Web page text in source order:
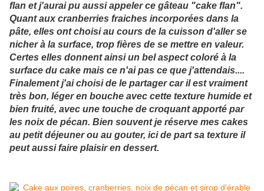
flan et j'aurai pu aussi appeler ce gâteau "cake flan".
Quant aux cranberries fraiches incorporées dans la
pâte, elles ont choisi au cours de la cuisson d'aller se
nicher à la surface, trop fières de se mettre en valeur.
Certes elles donnent ainsi un bel aspect coloré à la
surface du cake mais ce n'ai pas ce que j'attendais....
Finalement j'ai choisi de le partager car il est vraiment
très bon, léger en bouche avec cette texture humide et
bien fruité, avec une touche de croquant apporté par
les noix de pécan. Bien souvent je réserve mes cakes
au petit déjeuner ou au gouter, ici de part sa texture il
peut aussi faire plaisir en dessert.